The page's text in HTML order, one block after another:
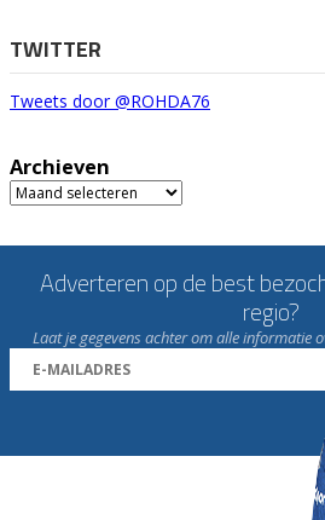
TWITTER
Tweets door @ROHDA76
Archieven
Archieven
Adverteren op de best
regio?
Laat je gegevens achter om alle informatie